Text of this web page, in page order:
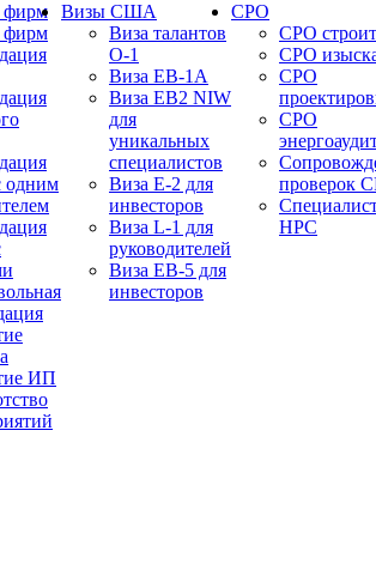
фирм
фирм
ИП
Визы США
Виза талантов
О-1
Виза EB-1A
Виза EB2 NIW
для
уникальных
специалистов
Виза E-2 для
инвесторов
Виза L-1 для
руководителей
Виза EB-5 для
инвесторов
СРО
СРО
СРО
СРО
СРО
проверок
НРС